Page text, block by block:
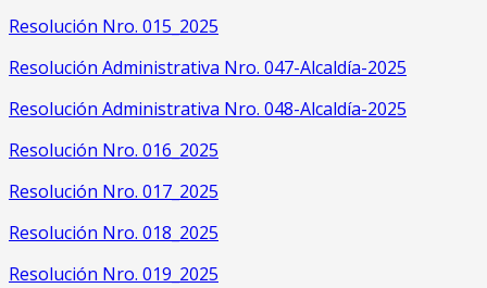
Resolución Nro. 015_2025
Resolución Administrativa Nro. 047-Alcaldía-2025
Resolución Administrativa Nro. 048-Alcaldía-2025
Resolución Nro. 016_2025
Resolución Nro. 017_2025
Resolución Nro. 018_2025
Resolución Nro. 019_2025